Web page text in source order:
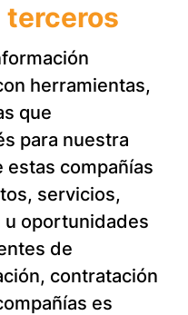
terceros
herramientas,
que
para nuestra
estas compañías
servicios,
u oportunidades
de
contratación
es